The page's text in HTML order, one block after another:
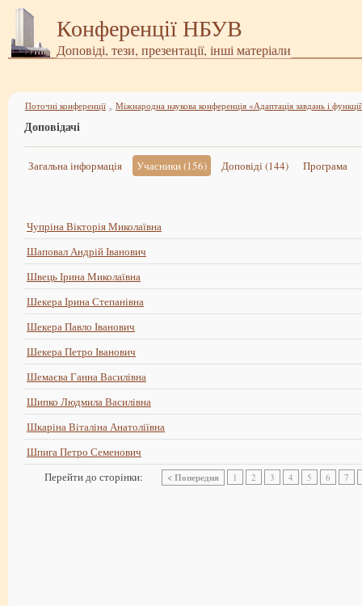
Конференції НБУВ
Доповіді, тези, презентації, інші матеріали
Поточні конференції »
Доповідачі
Загальна інформація Учасники (156) Доповіді (144) Програма
Чупріна Вікторія Миколаївна
Шаповал Андрій Іванович
Швець Ірина Миколаївна
Шекера Ірина Степанівна
Шекера Павло Іванович
Шекера Петро Іванович
Шемаєва Ганна Василівна
Шипко Людмила Василівна
Шкаріна Віталіна Анатоліївна
Шпига Петро Семенович
Перейти до сторінки:
< Попередня 1 2 3 4 5 6 7